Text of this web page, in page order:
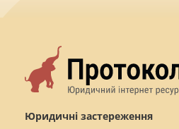
Юридичні застереження